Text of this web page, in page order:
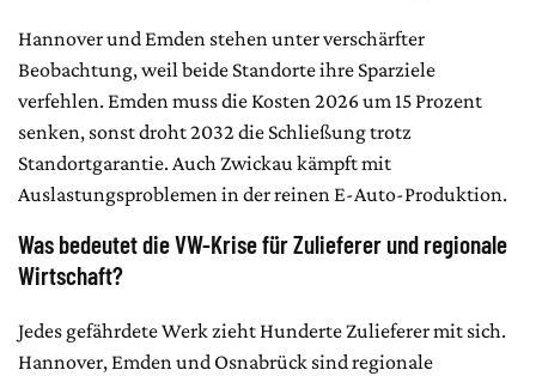
Hannover und Emden stehen unter verschärfter
Beobachtung, weil beide Standorte ihre Sparziele
verfehlen. Emden muss die Kosten 2026 um 15 Prozent
senken, sonst droht 2032 die Schließung trotz
Standortgarantie. Auch Zwickau kämpft mit
Auslastungsproblemen in der reinen E-Auto-Produktion.
Was bedeutet die VW-Krise für Zulieferer und regionale
Wirtschaft?
Jedes gefährdete Werk zieht Hunderte Zulieferer mit sich.
Hannover, Emden und Osnabrück sind regionale